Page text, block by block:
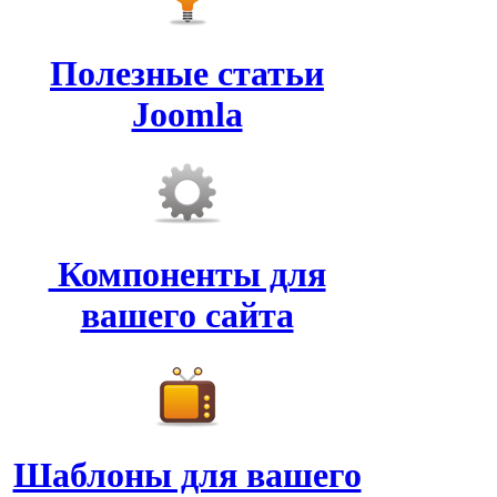
Полезные статьи
Joomla
Компоненты для
вашего сайта
Шаблоны для вашего